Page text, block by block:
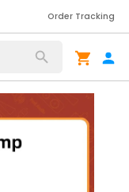
Order Tracking